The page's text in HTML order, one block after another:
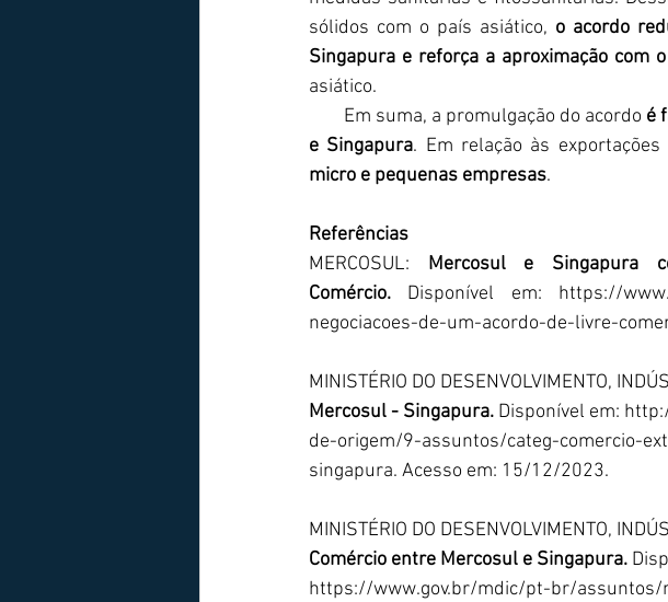
sólidos com o país asiático, o acordo
Singapura e reforça a aproximação com
asiático.
Em suma, a promulgação do acordo é
e Singapura. Em relação às
micro e pequenas empresas.
Referências
MERCOSUL: Mercosul e Singapura
Comércio. Disponível em: https://
negociacoes-de-um-acordo-de-livre-
MINISTÉRIO DO DESENVOLVIMENTO,
Mercosul - Singapura. Disponível em:
de-origem/9-assuntos/categ-comercio-
singapura. Acesso em: 15/12/2023.
MINISTÉRIO DO DESENVOLVIMENTO,
Comércio entre Mercosul e Singapura.
https://www.gov.br/mdic/pt-br/